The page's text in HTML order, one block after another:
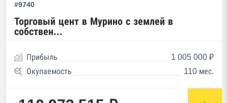
#9740
Торговый цент в Мурино с землей в
собствен...
Прибыль
1 005 000 ₽
Окупаемость
110 мес.